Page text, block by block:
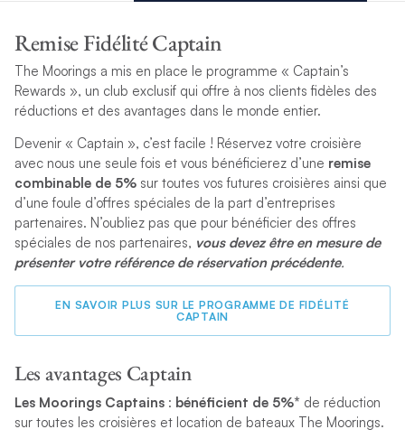
Remise Fidélité Captain
The Moorings a mis en place le programme « Captain’s
Rewards », un club exclusif qui offre à nos clients fidèles des
réductions et des avantages dans le monde entier.
Devenir « Captain », c’est facile ! Réservez votre croisière
avec nous une seule fois et vous bénéficierez d’une remise
combinable de 5%sur toutes vos futures croisières ainsi que
d’une foule d’offres spéciales de la part d’entreprises
partenaires. N’oubliez pas que pour bénéficier des offres
spéciales de nos partenaires, vous devez être en mesure de
présenter votre référence de réservation précédente.
EN SAVOIR PLUS SUR LE PROGRAMME DE FIDÉLITÉ
CAPTAIN
Les avantages Captain
Les Moorings Captains: bénéficient de 5%* de réduction
sur toutes les croisières et location de bateaux The Moorings.